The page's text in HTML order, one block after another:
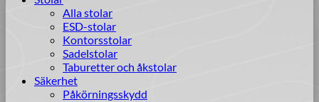
Alla stolar
ESD-stolar
Kontorsstolar
Sadelstolar
Taburetter och åkstolar
Säkerhet
Påkörningsskydd